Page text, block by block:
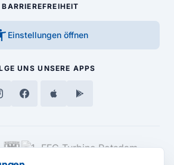
BARRIEREFREIHEIT
Einstellungen öffnen
UNS UNSERE APPS